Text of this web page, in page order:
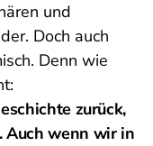
und
Doch auch
Denn wie
zurück,
Auch wenn wir in